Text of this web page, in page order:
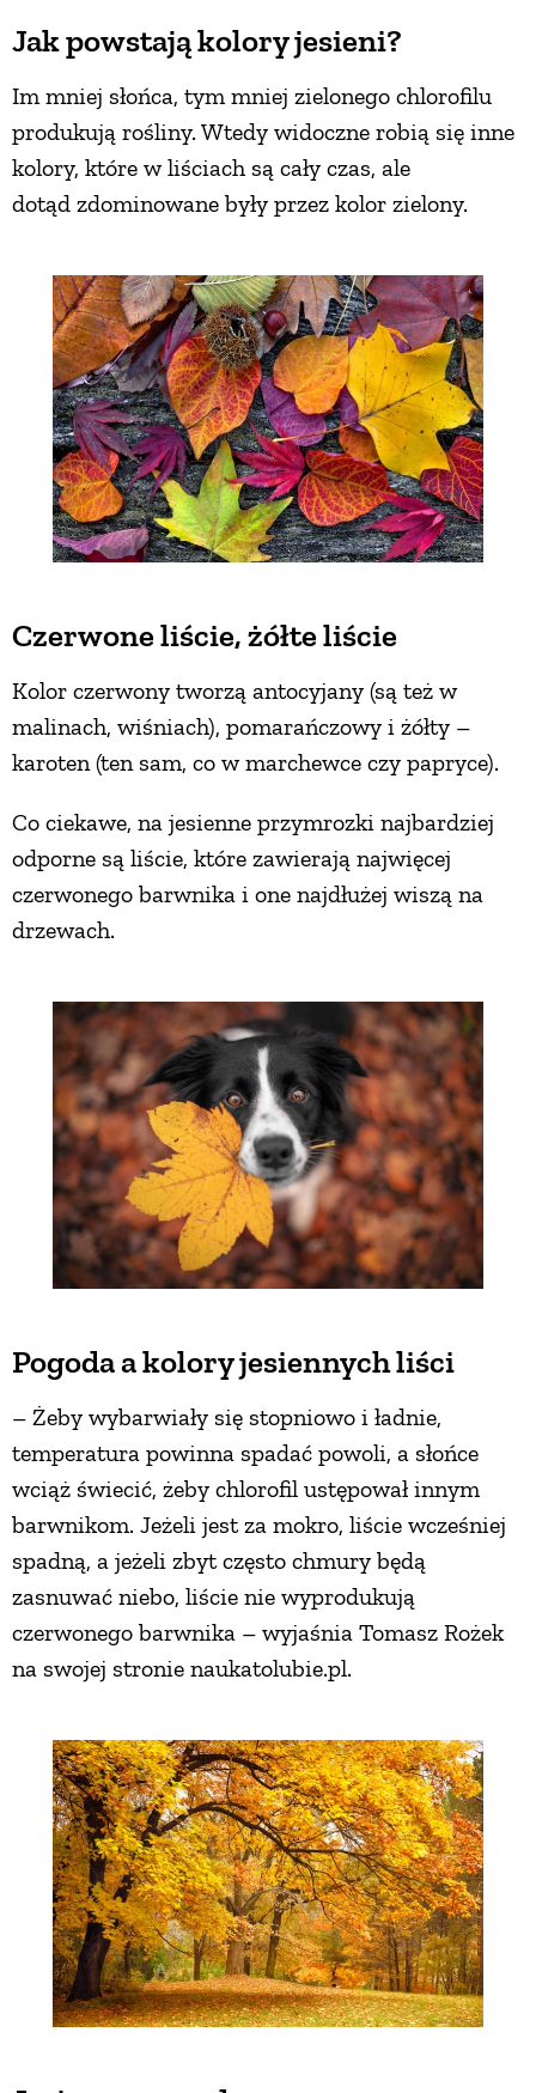
Jak powstają kolory jesieni?
Im mniej słońca, tym mniej zielonego chlorofilu
produkują rośliny. Wtedy widoczne robią się inne
kolory, które w liściach są cały czas, ale
dotąd zdominowane były przez kolor zielony.
Czerwone liście, żółte liście
Kolor czerwony tworzą antocyjany (są też w
malinach, wiśniach), pomarańczowy i żółty –
karoten (ten sam, co w marchewce czy papryce).
Co ciekawe, na jesienne przymrozki najbardziej
odporne są liście, które zawierają najwięcej
czerwonego barwnika i one najdłużej wiszą na
drzewach.
Pogoda a kolory jesiennych liści
– Żeby wybarwiały się stopniowo i ładnie,
temperatura powinna spadać powoli, a słońce
wciąż świecić, żeby chlorofil ustępował innym
barwnikom. Jeżeli jest za mokro, liście wcześniej
spadną, a jeżeli zbyt często chmury będą
zasnuwać niebo, liście nie wyprodukują
czerwonego barwnika – wyjaśnia Tomasz Rożek
na swojej stronie naukatolubie.pl.
PRZYSTAWKI
ZUPY
DANIA GŁÓWNE
CIASTA I DESERY
DODATKI
PRZETWORY